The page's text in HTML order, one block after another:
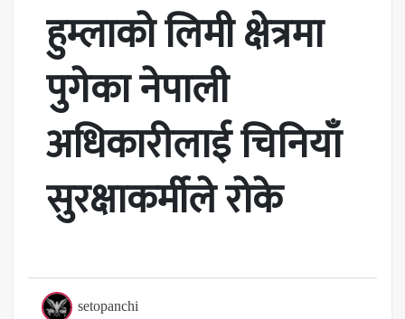
हुम्लाको लिमी क्षेत्रमा
पुगेका नेपाली
अधिकारीलाई चिनियाँ
सुरक्षाकर्मीले रोके
setopanchi